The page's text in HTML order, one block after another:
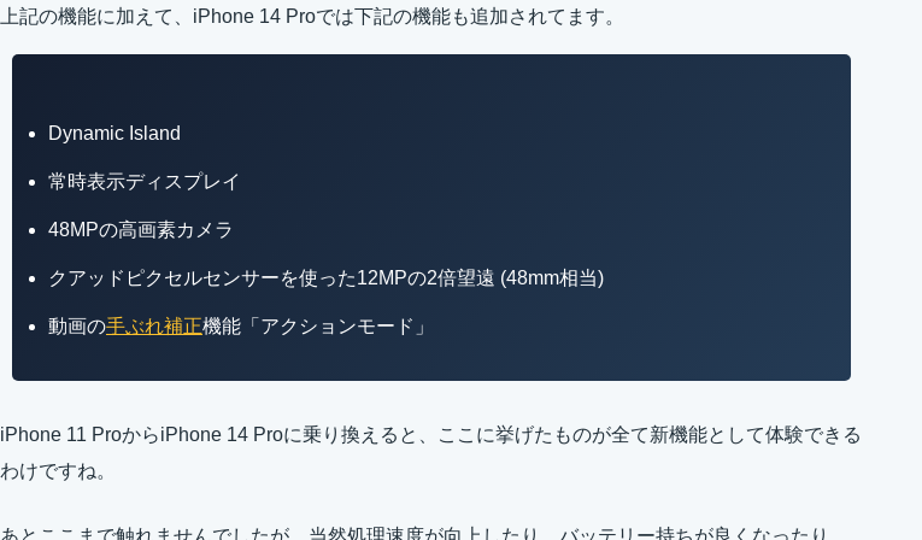
上記の機能に加えて、iPhone 14 Proでは下記の機能も追加されてます。
Dynamic Island
常時表示ディスプレイ
48MPの高画素カメラ
クアッドピクセルセンサーを使った12MPの2倍望遠 (48mm相当)
動画の手ぶれ補正機能「アクションモード」
iPhone 11 ProからiPhone 14 Proに乗り換えると、ここに挙げたものが全て新機能として体験できる
わけですね。
あとここまで触れませんでしたが、当然処理速度が向上したり、バッテリー持ちが良くなったり、